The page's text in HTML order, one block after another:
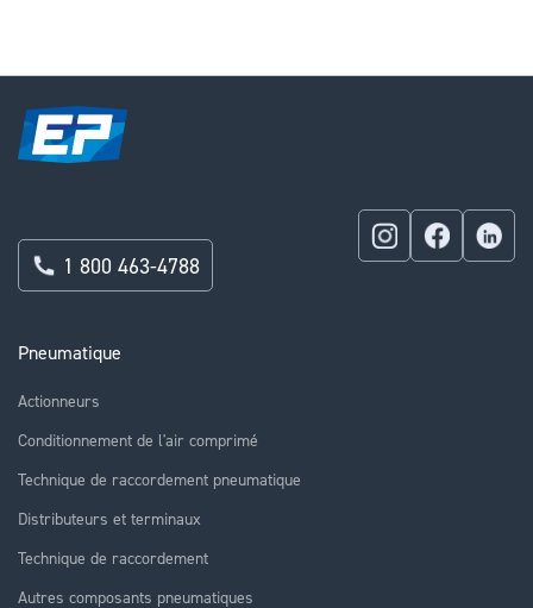
Pneumatique
Actionneurs
Conditionnement de l'air comprimé
Technique de raccordement pneumatique
Distributeurs et terminaux
Technique de raccordement
Autres composants pneumatiques
1 800 463-4788